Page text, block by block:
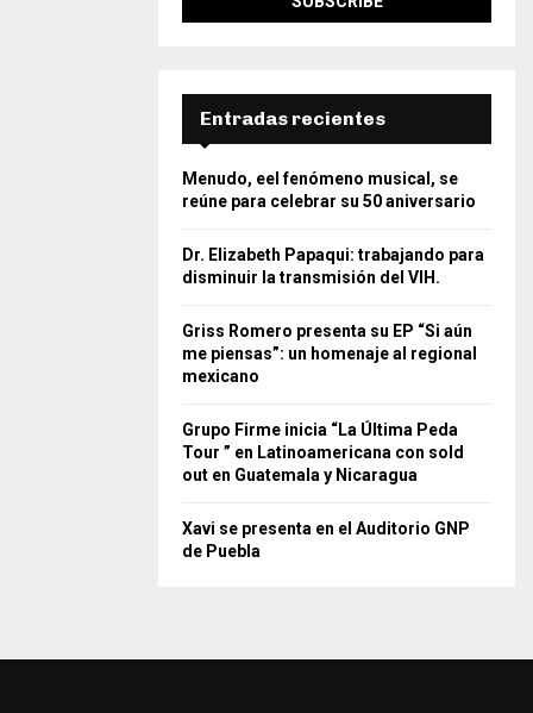
Entradas recientes
Menudo, eel fenómeno musical, se
reúne para celebrar su 50 aniversario
Dr. Elizabeth Papaqui: trabajando para
disminuir la transmisión del VIH.
Griss Romero presenta su EP “Si aún
me piensas”: un homenaje al regional
mexicano
Grupo Firme inicia “La Última Peda
Tour ” en Latinoamericana con sold
out en Guatemala y Nicaragua
Xavi se presenta en el Auditorio GNP
de Puebla